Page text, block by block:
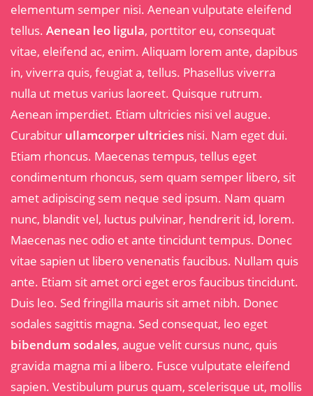
elementum semper nisi. Aenean vulputate eleifend
tellus. Aenean leo ligula, porttitor eu, consequat
vitae, eleifend ac, enim. Aliquam lorem ante, dapibus
in, viverra quis, feugiat a, tellus. Phasellus viverra
nulla ut metus varius laoreet. Quisque rutrum.
Aenean imperdiet. Etiam ultricies nisi vel augue.
Curabitur ullamcorper ultricies nisi. Nam eget dui.
Etiam rhoncus. Maecenas tempus, tellus eget
condimentum rhoncus, sem quam semper libero, sit
amet adipiscing sem neque sed ipsum. Nam quam
nunc, blandit vel, luctus pulvinar, hendrerit id, lorem.
Maecenas nec odio et ante tincidunt tempus. Donec
vitae sapien ut libero venenatis faucibus. Nullam quis
ante. Etiam sit amet orci eget eros faucibus tincidunt.
Duis leo. Sed fringilla mauris sit amet nibh. Donec
sodales sagittis magna. Sed consequat, leo eget
bibendum sodales, augue velit cursus nunc, quis
gravida magna mi a libero. Fusce vulputate eleifend
sapien. Vestibulum purus quam, scelerisque ut, mollis